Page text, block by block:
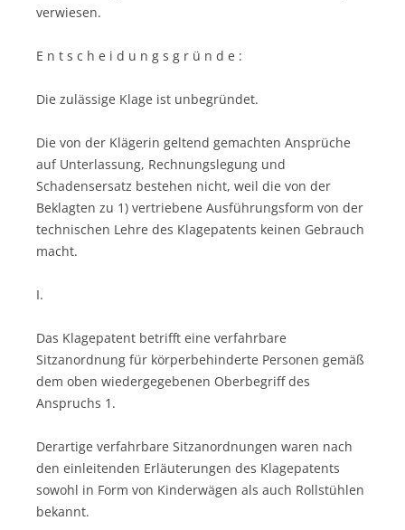
verwiesen.
E n t s c h e i d u n g s g r ü n d e :
Die zulässige Klage ist unbegründet.
Die von der Klägerin geltend gemachten Ansprüche
auf Unterlassung, Rechnungslegung und
Schadensersatz bestehen nicht, weil die von der
Beklagten zu 1) vertriebene Ausführungsform von der
technischen Lehre des Klagepatents keinen Gebrauch
macht.
I.
Das Klagepatent betrifft eine verfahrbare
Sitzanordnung für körperbehinderte Personen gemäß
dem oben wiedergegebenen Oberbegriff des
Anspruchs 1.
Derartige verfahrbare Sitzanordnungen waren nach
den einleitenden Erläuterungen des Klagepatents
sowohl in Form von Kinderwägen als auch Rollstühlen
bekannt.